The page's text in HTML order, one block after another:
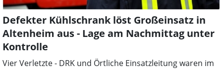
Defekter Kühlschrank löst Großeinsatz in
Altenheim aus - Lage am Nachmittag unter
Kontrolle
Vier Verletzte - DRK und Örtliche Einsatzleitung waren im